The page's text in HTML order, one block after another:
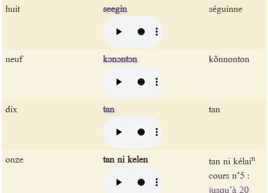
huit seegin séguinne
neuf kɔnɔntɔn kônnonton
dix tan tan
onze tan ni kelen tan ni kélain
cours n°5 :
jusqu’à 20